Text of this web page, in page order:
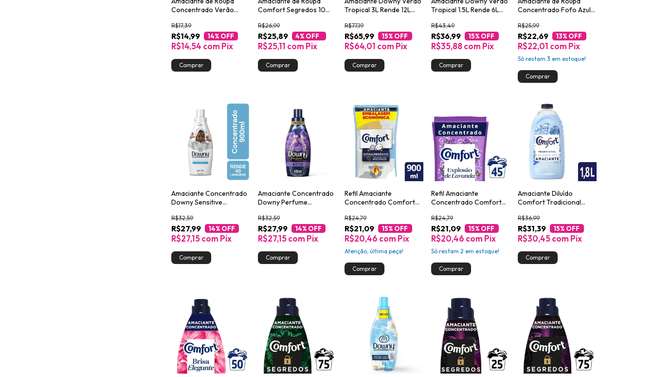
Concentrado Verão
500ml
R$14,99
R$17,39
14% OFF
R$14,54 com Pix
Comfort Segredos 10
R$25,89
R$26,99
4% OFF
R$25,11 com Pix
Tropical 3L Rende 12L
R$65,99
R$77,19
15% OFF
R$64,01 com Pix
Tropical 1.5L Rende 6L
R$36,99
R$43,49
15% OFF
R$35,88com Pix
Concentrado Fofo Azul
Econômica
R$22,69
R$25,99
13% OFF
R$22,01 com Pix
Só restam3 em estoque!
Amaciante Concentrado
Downy Sensitive
Roupa de Bebê 900ml
R$27,99
R$32,59
14% OFF
R$27,15com Pix
Amaciante Concentrado
Downy Perfume
R$27,99
R$32,59
14% OFF
R$27,15com Pix
Refil Amaciante
Concentrado Comfort
R$21,09
R$24,79
15% OFF
R$20,46 com Pix
Atenção, última peça!
Refil Amaciante
Concentrado Comfort
R$21,09
R$24,79
15% OFF
R$20,46 com Pix
Só restam2 em estoque!
Amaciante Diluído
Comfort Tradicional
R$31,39
R$36,99
15% OFF
R$30,45com Pix